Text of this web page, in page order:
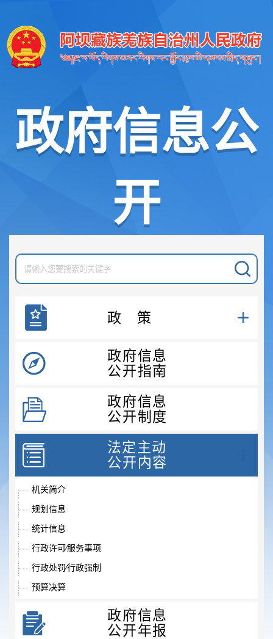
政府信息公
开
政策
政府信息
公开指南
政府信息
公开制度
法定主动
公开内容
机关简介
规划信息
统计信息
行政许可⁄服务事项
行政处罚⁄行政强制
预算决算
政府采购
政府信息
公开年报